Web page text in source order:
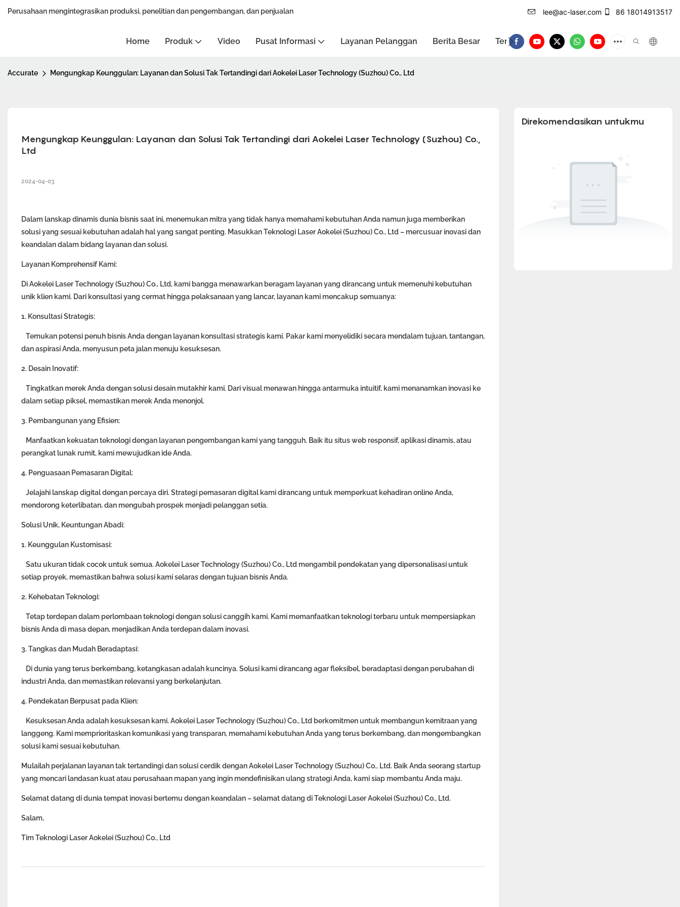
Perusahaan mengintegrasikan produksi, penelitian dan pengembangan, dan penjualan lee@ac-laser.com 86 18014913517
Home Produk Video Pusat Informasi Layanan Pelanggan Berita Besar Tentang Hubungi kami Pengenalan
Accurate Mengungkap Keunggulan: Layanan dan Solusi Tak Tertandingi dari Aokelei Laser Technology (Suzhou) Co., Ltd
Mengungkap Keunggulan: Layanan dan Solusi Tak Tertandingi dari Aokelei Laser Technology (Suzhou) Co.,
Ltd
2024-04-03
Dalam lanskap dinamis dunia bisnis saat ini, menemukan mitra yang tidak hanya memahami kebutuhan Anda namun juga memberikan
solusi yang sesuai kebutuhan adalah hal yang sangat penting. Masukkan Teknologi Laser Aokelei (Suzhou) Co., Ltd – mercusuar inovasi dan
keandalan dalam bidang layanan dan solusi.
Layanan Komprehensif Kami:
Di Aokelei Laser Technology (Suzhou) Co., Ltd, kami bangga menawarkan beragam layanan yang dirancang untuk memenuhi kebutuhan
unik klien kami. Dari konsultasi yang cermat hingga pelaksanaan yang lancar, layanan kami mencakup semuanya:
1. Konsultasi Strategis:
Temukan potensi penuh bisnis Anda dengan layanan konsultasi strategis kami. Pakar kami menyelidiki secara mendalam tujuan, tantangan,
dan aspirasi Anda, menyusun peta jalan menuju kesuksesan.
2. Desain Inovatif:
Tingkatkan merek Anda dengan solusi desain mutakhir kami. Dari visual menawan hingga antarmuka intuitif, kami menanamkan inovasi ke
dalam setiap piksel, memastikan merek Anda menonjol.
3. Pembangunan yang Efisien:
Manfaatkan kekuatan teknologi dengan layanan pengembangan kami yang tangguh. Baik itu situs web responsif, aplikasi dinamis, atau
perangkat lunak rumit, kami mewujudkan ide Anda.
4. Penguasaan Pemasaran Digital:
Jelajahi lanskap digital dengan percaya diri. Strategi pemasaran digital kami dirancang untuk memperkuat kehadiran online Anda,
mendorong keterlibatan, dan mengubah prospek menjadi pelanggan setia.
Solusi Unik, Keuntungan Abadi:
1. Keunggulan Kustomisasi:
Satu ukuran tidak cocok untuk semua. Aokelei Laser Technology (Suzhou) Co., Ltd mengambil pendekatan yang dipersonalisasi untuk
setiap proyek, memastikan bahwa solusi kami selaras dengan tujuan bisnis Anda.
2. Kehebatan Teknologi:
Tetap terdepan dalam perlombaan teknologi dengan solusi canggih kami. Kami memanfaatkan teknologi terbaru untuk mempersiapkan
bisnis Anda di masa depan, menjadikan Anda terdepan dalam inovasi.
3. Tangkas dan Mudah Beradaptasi:
Di dunia yang terus berkembang, ketangkasan adalah kuncinya. Solusi kami dirancang agar fleksibel, beradaptasi dengan perubahan di
industri Anda, dan memastikan relevansi yang berkelanjutan.
4. Pendekatan Berpusat pada Klien:
Kesuksesan Anda adalah kesuksesan kami. Aokelei Laser Technology (Suzhou) Co., Ltd berkomitmen untuk membangun kemitraan yang
langgeng. Kami memprioritaskan komunikasi yang transparan, memahami kebutuhan Anda yang terus berkembang, dan mengembangkan
solusi kami sesuai kebutuhan.
Mulailah perjalanan layanan tak tertandingi dan solusi cerdik dengan Aokelei Laser Technology (Suzhou) Co., Ltd. Baik Anda seorang startup
yang mencari landasan kuat atau perusahaan mapan yang ingin mendefinisikan ulang strategi Anda, kami siap membantu Anda maju.
Selamat datang di dunia tempat inovasi bertemu dengan keandalan – selamat datang di Teknologi Laser Aokelei (Suzhou) Co., Ltd.
Salam,
Tim Teknologi Laser Aokelei (Suzhou) Co., Ltd
Direkomendasikan untukmu